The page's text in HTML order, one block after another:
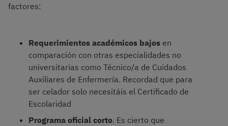
factores:
Requerimientos académicos bajos en
comparación con otras especialidades no
universitarias como Técnico/a de Cuidados
Auxiliares de Enfermería. Recordad que para
ser celador solo necesitáis el Certificado de
Escolaridad
Programa oficial corto. Es cierto que